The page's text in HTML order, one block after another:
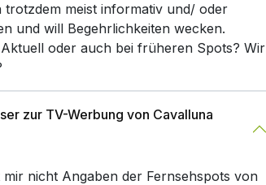
meist informativ und/ oder
und will Begehrlichkeiten wecken.
oder auch bei früheren Spots? Wir
zur TV-Werbung von Cavalluna
nicht Angaben der Fernsehspots von